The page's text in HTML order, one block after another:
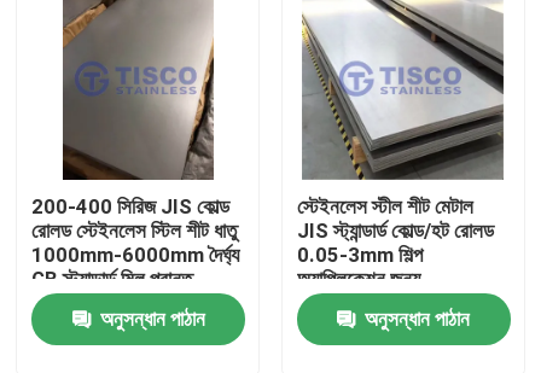
200-400 সিরিজ JIS কোল্ড
রোলড স্টেইনলেস স্টিল শীট ধাতু
1000mm-6000mm দৈর্ঘ্য
GB স্ট্যান্ডার্ড মিল প্রান্ত
অনুসন্ধান পাঠান
স্টেইনলেস স্টীল শীট মেটাল
JIS স্ট্যান্ডার্ড কোল্ড/হট রোলড
0.05-3mm শিল্প
অ্যাপ্লিকেশন জন্য
অনুসন্ধান পাঠান